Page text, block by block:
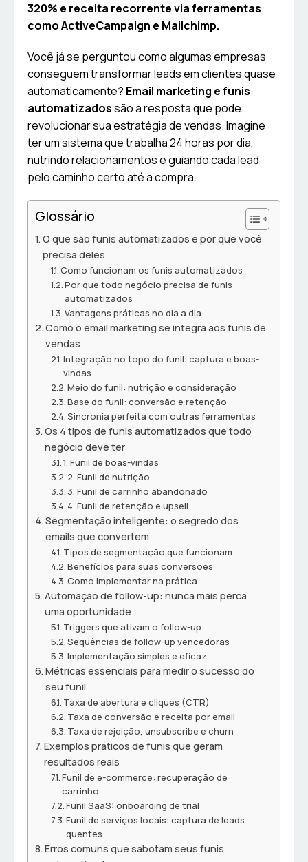
320% e receita recorrente via ferramentas
como ActiveCampaign e Mailchimp.
Você já se perguntou como algumas empresas
conseguem transformar leads em clientes quase
automaticamente? Email marketing e funis
automatizadossão a resposta que pode
revolucionar sua estratégia de vendas. Imagine
ter um sistema que trabalha 24 horas por dia,
nutrindo relacionamentos e guiando cada lead
pelo caminho certo até a compra.
Glossário
O que são funis automatizados e por que você
precisa deles
Como funcionam os funis automatizados
Por que todo negócio precisa de funis
automatizados
Vantagens práticas no dia a dia
Como o email marketing se integra aos funis de
vendas
Integração no topo do funil: captura e boas-
vindas
Meio do funil: nutrição e consideração
Base do funil: conversão e retenção
Sincronia perfeita com outras ferramentas
Os 4 tipos de funis automatizados que todo
negócio deve ter
1. Funil de boas-vindas
2. Funil de nutrição
3. Funil de carrinho abandonado
4. Funil de retenção e upsell
Segmentação inteligente: o segredo dos
emails que convertem
Tipos de segmentação que funcionam
Benefícios para suas conversões
Como implementar na prática
Automação de follow-up: nunca mais perca
uma oportunidade
Triggers que ativam o follow-up
Sequências de follow-up vencedoras
Implementação simples e eficaz
Métricas essenciais para medir o sucesso do
seu funil
Taxa de abertura e cliques (CTR)
Taxa de conversão e receita por email
Taxa de rejeição, unsubscribe e churn
Exemplos práticos de funis que geram
resultados reais
Funil de e-commerce: recuperação de
carrinho
Funil SaaS: onboarding de trial
Funil de serviços locais: captura de leads
quentes
Erros comuns que sabotam seus funis